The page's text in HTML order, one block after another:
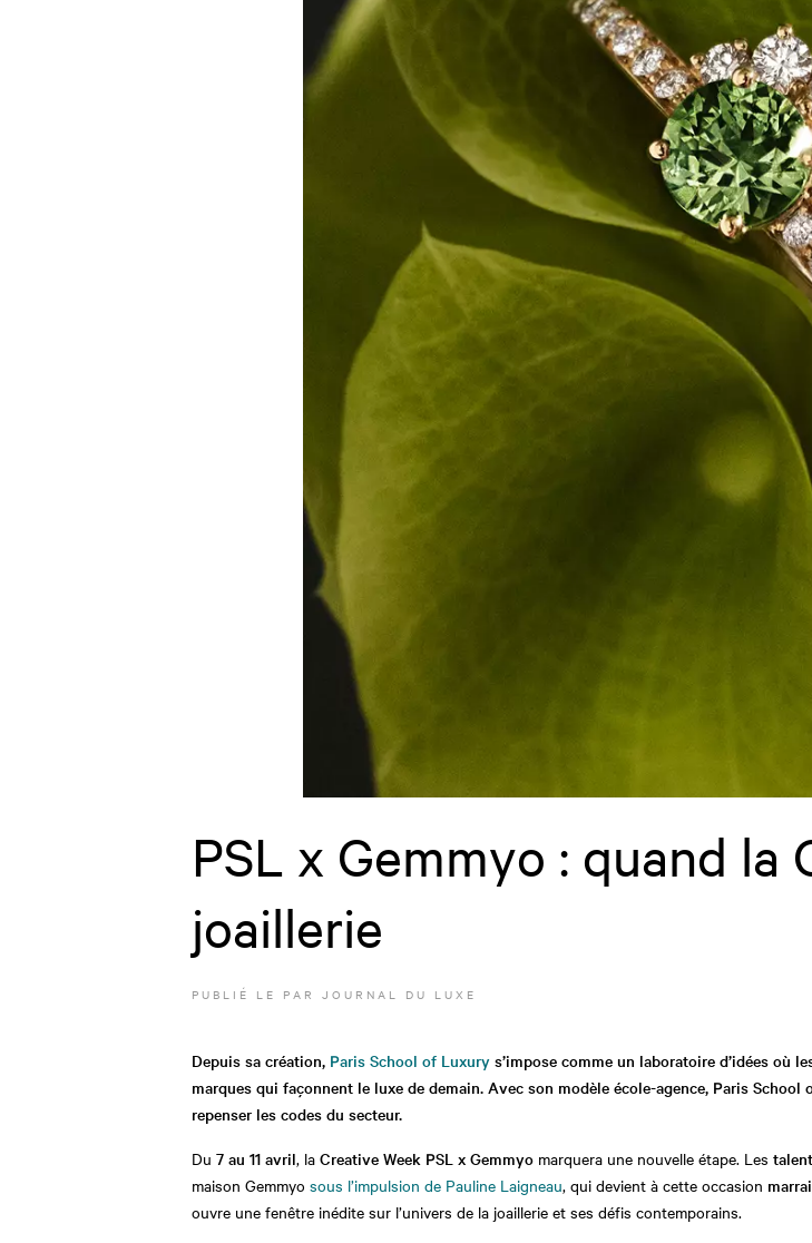
PSL x Gemmyo : quand la
joaillerie
PUBLIÉ LE PAR JOURNAL DU LUXE
Depuis sa création, Paris School of Luxury s’impose comme un laboratoire d’idées où
marques qui façonnent le luxe de demain. Avec son modèle école-agence, Paris
repenser les codes du secteur.
Du 7 au 11 avril, la Creative Week PSL x Gemmyo marquera une nouvelle étape. Les
maison Gemmyo sous l’impulsion de Pauline Laigneau, qui devient à cette occasion
ouvre une fenêtre inédite sur l’univers de la joaillerie et ses défis contemporains.